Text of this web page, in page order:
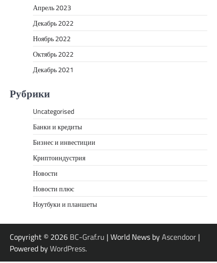
Апрель 2023
Декабрь 2022
Ноябрь 2022
Октябрь 2022
Декабрь 2021
Рубрики
Uncategorised
Банки и кредиты
Бизнес и инвестиции
Криптоиндустрия
Новости
Новости плюс
Ноутбуки и планшеты
Copyright © 2026 BC-Graf.ru | World News byAscendoor |
Powered byWordPress.